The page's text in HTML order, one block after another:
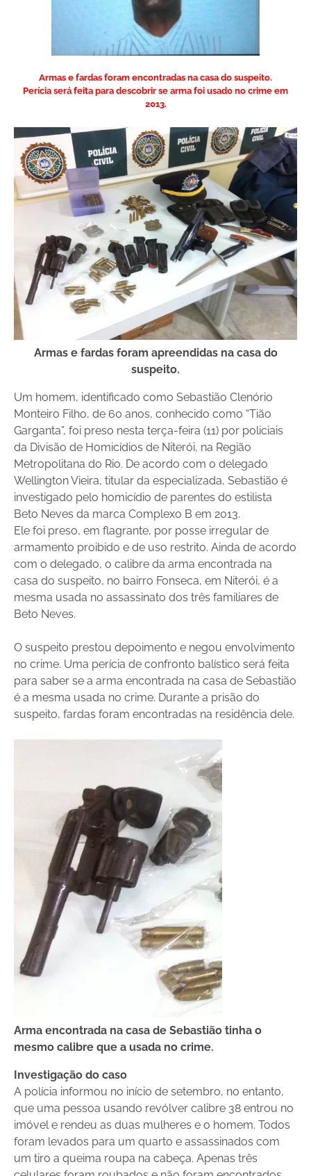
Armas e fardas foram encontradas na casa do suspeito.
Perícia será feita para descobrir se arma foi usado no crime em
2013.
Armas e fardas foram apreendidas na casa do
suspeito.
Um homem, identificado como Sebastião Clenório
Monteiro Filho, de 60 anos, conhecido como “Tião
Garganta”, foi preso nesta terça-feira (11) por policiais
da Divisão de Homicídios de Niterói, na Região
Metropolitana do Rio. De acordo com o delegado
Wellington Vieira, titular da especializada, Sebastião é
investigado pelo homicídio de parentes do estilista
Beto Neves da marca Complexo B em 2013.
Ele foi preso, em flagrante, por posse irregular de
armamento proibido e de uso restrito. Ainda de acordo
com o delegado, o calibre da arma encontrada na
casa do suspeito, no bairro Fonseca, em Niterói, é a
mesma usada no assassinato dos três familiares de
Beto Neves.
O suspeito prestou depoimento e negou envolvimento
no crime. Uma perícia de confronto balístico será feita
para saber se a arma encontrada na casa de Sebastião
é a mesma usada no crime. Durante a prisão do
suspeito, fardas foram encontradas na residência dele.
Arma encontrada na casa de Sebastião tinha o
mesmo calibre que a usada no crime.
Investigação do caso
A polícia informou no início de setembro, no entanto,
que uma pessoa usando revólver calibre 38 entrou no
imóvel e rendeu as duas mulheres e o homem. Todos
foram levados para um quarto e assassinados com
um tiro a queima roupa na cabeça. Apenas três